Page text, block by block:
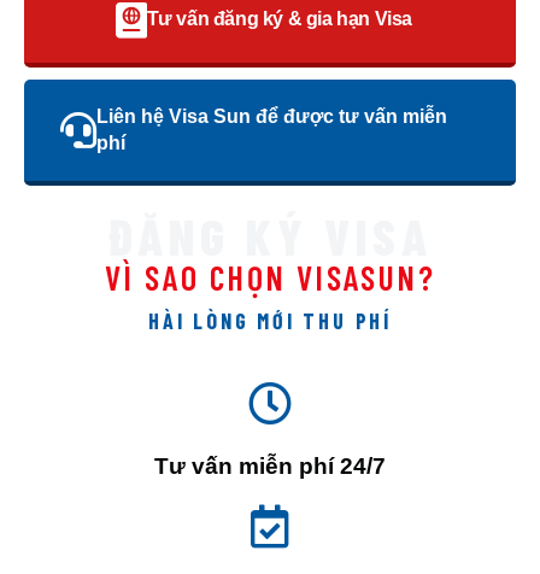
Tư vấn đăng ký & gia hạn Visa
Liên hệ Visa Sun để được tư vấn miễn
phí
VÌ SAO CHỌN VISASUN?
HÀI LÒNG MỚI THU PHÍ
Tư vấn miễn phí 24/7